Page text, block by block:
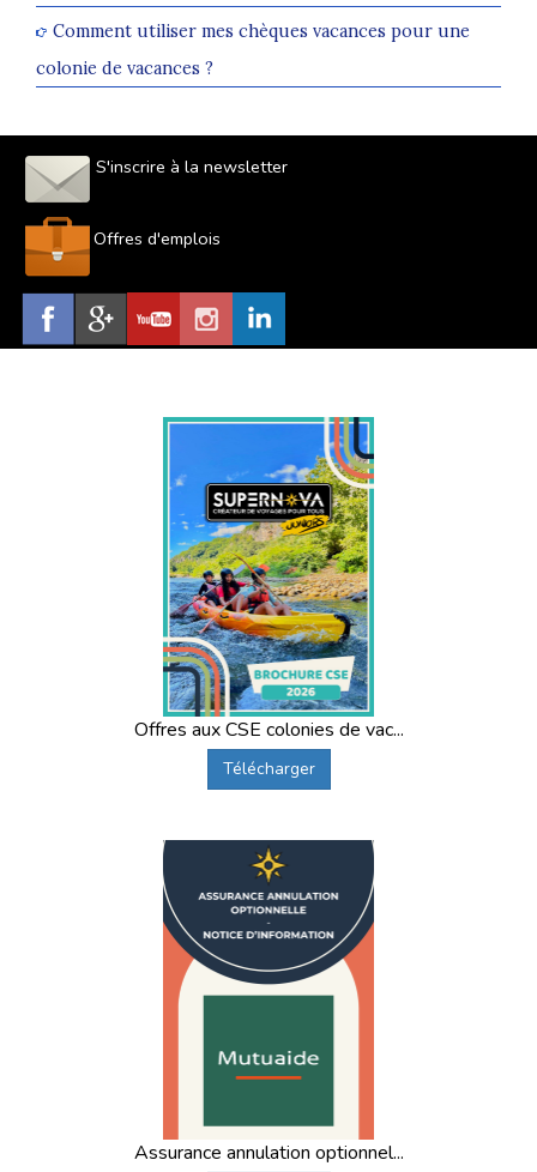
Comment utiliser mes chèques vacances pour une
colonie de vacances ?
S'inscrire à la newsletter
Offres d'emplois
Offres aux CSE colonies de vac...
Télécharger
Assurance annulation optionnel...